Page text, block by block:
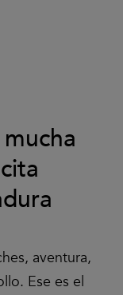
aventura,
Ese es el